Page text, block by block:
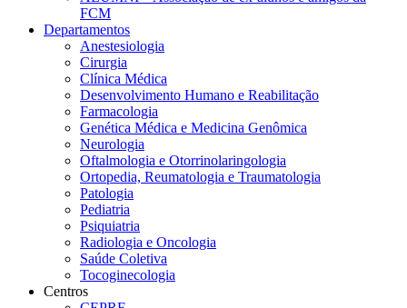
FCM
Departamentos
Anestesiologia
Cirurgia
Clínica Médica
Desenvolvimento Humano e Reabilitação
Farmacologia
Genética Médica e Medicina Genômica
Neurologia
Oftalmologia e Otorrinolaringologia
Ortopedia, Reumatologia e Traumatologia
Patologia
Pediatria
Psiquiatria
Radiologia e Oncologia
Saúde Coletiva
Tocoginecologia
Centros